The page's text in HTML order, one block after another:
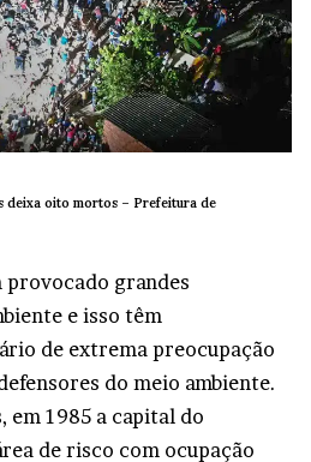
deixa oito mortos – Prefeitura de
provocado grandes
e isso têm
de extrema preocupação
do meio ambiente.
em 1985 a capital do
de risco com ocupação